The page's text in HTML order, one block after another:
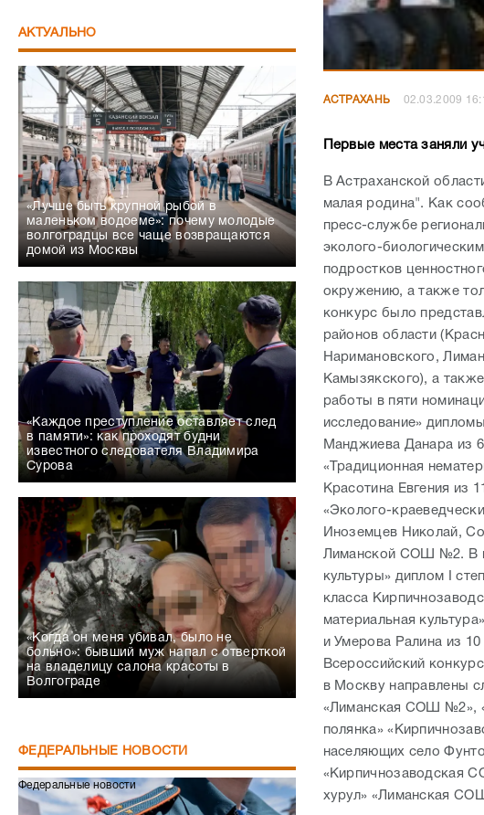
АКТУАЛЬНО
«Лучше быть крупной рыбой в
маленьком водоеме»: почему молодые
волгоградцы все чаще возвращаются
домой из Москвы
«Каждое преступление оставляет след
в памяти»: как проходят будни
известного следователя Владимира
Сурова
«Когда он меня убивал, было не
больно»: бывший муж напал с отверткой
на владелицу салона красоты в
Волгограде
ФЕДЕРАЛЬНЫЕ НОВОСТИ
Федеральные новости
АСТРАХАНЬ 02.03.2009
Первые места заняли
В Астраханской
малая родина". Как
пресс-службе
эколого-
подростков
окружению, а также
конкурс было
районов области
Наримановского,
Камызякского), а
работы в пяти
исследование»
Манджиева Данара из
«Традиционная
Красотина Евгения
«Эколого-
Иноземцев Николай,
Лиманской СОШ №2. В
культуры» диплом I
класса
материальная
и Умерова Ралина из
Всероссийский
в Москву направлены
«Лиманская СОШ №2»,
полянка»
населяющих село
«Кирпичнозаводская
хурул» «Лиманская